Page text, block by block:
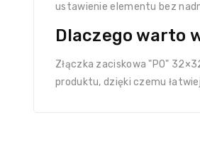
ustawienie elementu bez
Dlaczego warto
Złączka zaciskowa "PO"
produktu, dzięki czemu